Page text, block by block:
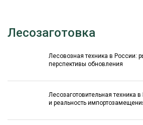
Лесозаготовка
Лесовозная техника в России:
перспективы обновления
Лесозаготовительная техника
и реальность